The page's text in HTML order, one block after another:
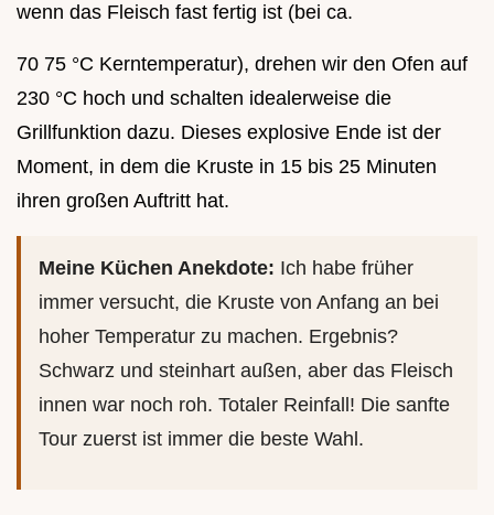
wenn das Fleisch fast fertig ist (bei ca.
70 75 °C Kerntemperatur), drehen wir den Ofen auf
230 °C hoch und schalten idealerweise die
Grillfunktion dazu. Dieses explosive Ende ist der
Moment, in dem die Kruste in 15 bis 25 Minuten
ihren großen Auftritt hat.
Meine Küchen Anekdote: Ich habe früher
immer versucht, die Kruste von Anfang an bei
hoher Temperatur zu machen. Ergebnis?
Schwarz und steinhart außen, aber das Fleisch
innen war noch roh. Totaler Reinfall! Die sanfte
Tour zuerst ist immer die beste Wahl.